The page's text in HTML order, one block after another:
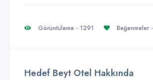
Görüntüleme - 1291 Beğenmeler -
Hedef Beyt Otel Hakkında